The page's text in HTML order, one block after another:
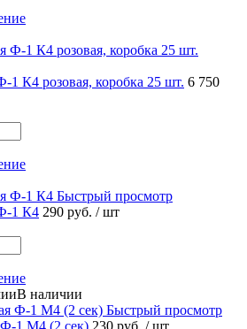
1 К4 розовая, коробка 25 шт. 6 750
Быстрый просмотр
1 К4 290 руб. / шт
В наличии
Быстрый просмотр